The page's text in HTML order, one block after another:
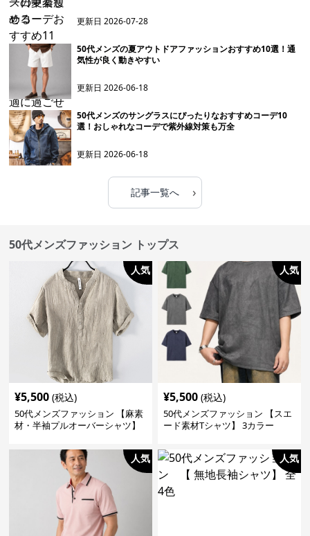
更新日2026-07-28
50代メンズの夏アウトドアファッションおすすめ10選！通
気性が良く動きやすい
更新日2026-06-18
50代メンズのサングラスにぴったりなおすすめコーデ10
選！おしゃれなコーデで紫外線対策も万全
更新日2026-06-18
記事一覧へ ›
50代メンズファッション トップス
人気
¥5,500 (税込)
50代メンズファッション 【麻素
材・半袖プルオーバーシャツ】
人気
¥5,500 (税込)
50代メンズファッション 【スエ
ード素材Tシャツ】 3カラー
人気 人気